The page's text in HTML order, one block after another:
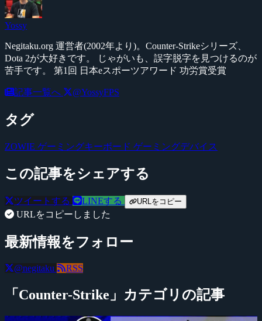
Yossy
Negitaku.org 運営者(2002年より)。Counter-Strikeシリーズ、
Dota 2が大好きです。 じゃがいも、誤字脱字を見つけるのが
苦手です。 第1回 日本eスポーツアワード 功労賞受賞
記事一覧へ @YossyFPS
タグ
ZOWIE ゲーミングキーボード ゲーミングデバイス
この記事をシェアする
ツイートする LINEする URLをコピー
URLをコピーしました
最新情報をフォロー
@negitaku RSS
「Counter-Strike」カテゴリの記事